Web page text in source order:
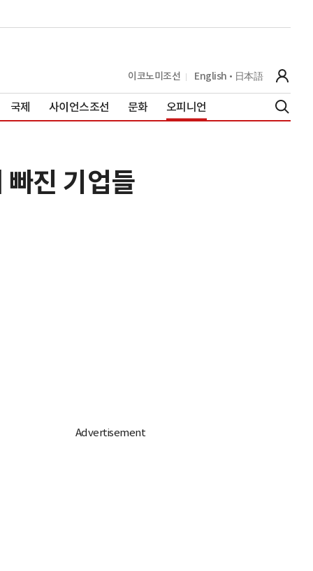
이코노미조선 English 日本語
국제 사이언스조선 문화 오피니언
진 기업들